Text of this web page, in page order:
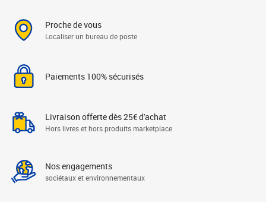
Proche de vous
Localiser un bureau de poste
Paiements 100% sécurisés
Livraison offerte dès 25€ d'achat
Hors livres et hors produits marketplace
Nos engagements
sociétaux et environnementaux